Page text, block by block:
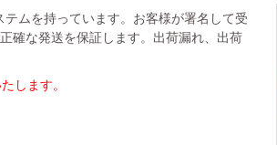
ムを持っています。お客様が署名して受
確な発送を保証します。出荷漏れ、出荷
します。